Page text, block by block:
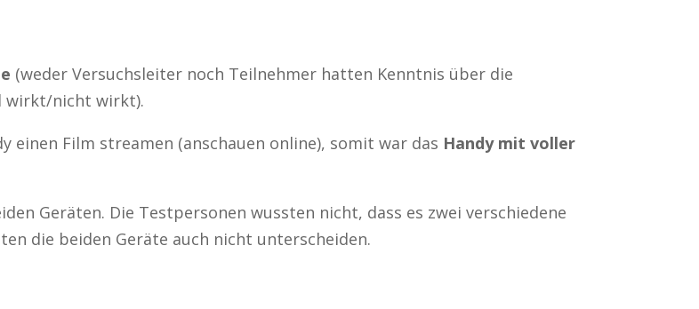
(weder Versuchsleiter noch Teilnehmer hatten Kenntnis über die
wirkt/nicht wirkt).
einen Film streamen (anschauen online), somit war das Handy mit voller
Geräten. Die Testpersonen wussten nicht, dass es zwei verschiedene
die beiden Geräte auch nicht unterscheiden.